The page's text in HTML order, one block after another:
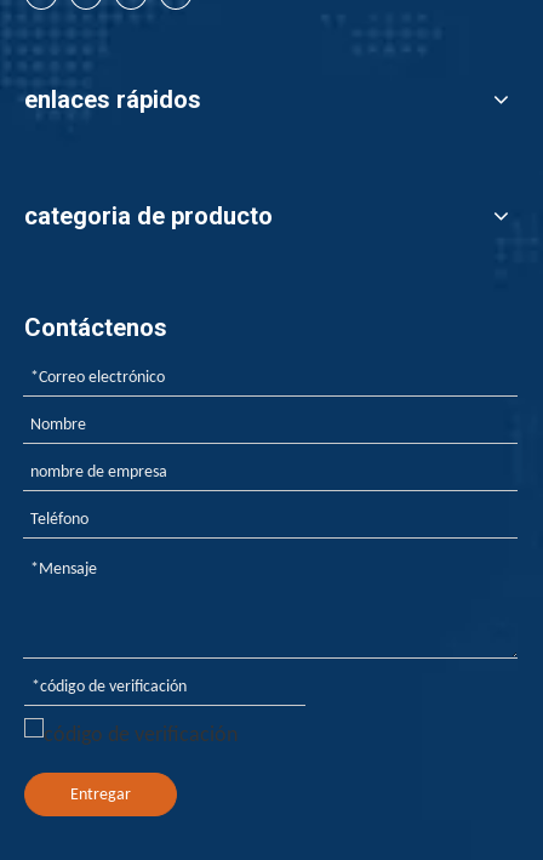
enlaces rápidos
categoria de producto
Contáctenos
Entregar